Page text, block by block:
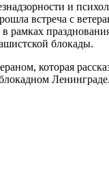
и
встреча с
блокады.
которая